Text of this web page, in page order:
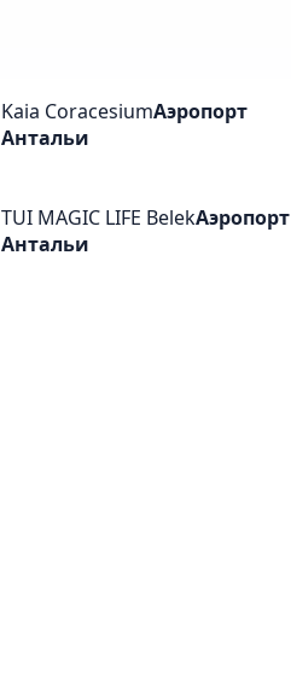
Kaia CoracesiumАэропорт
Антальи
TUI MAGIC LIFE BelekАэропорт
Антальи